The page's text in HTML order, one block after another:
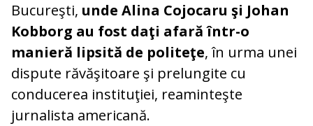
Bucureşti, unde Alina Cojocaru şi Johan
Kobborg au fost daţi afară într-o
manieră lipsită de politeţe, în urma unei
dispute răvăşitoare şi prelungite cu
conducerea instituţiei, reaminteşte
jurnalista americană.